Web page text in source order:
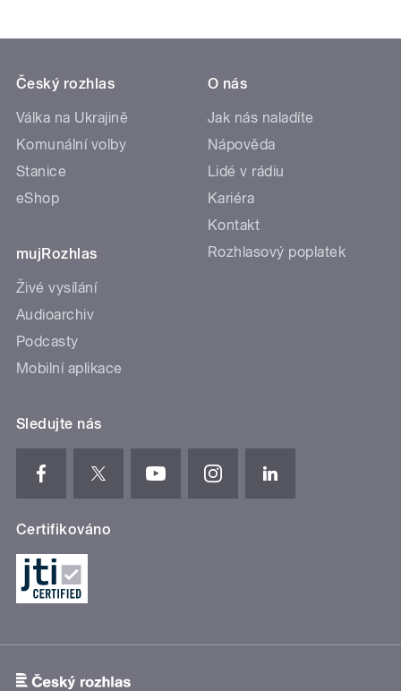
Český rozhlas
Válka na Ukrajině
Komunální volby
Stanice
eShop
mujRozhlas
Živé vysílání
Audioarchiv
Podcasty
Mobilní aplikace
O nás
Jak nás naladíte
Nápověda
Lidé v rádiu
Kariéra
Kontakt
Rozhlasový poplatek
Sledujte nás
Certifikováno